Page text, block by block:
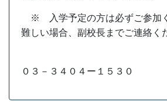
※ 入学予定の方は必ずご参加
難しい場合、副校長までご連絡く
０３－３４０４ー１５３０